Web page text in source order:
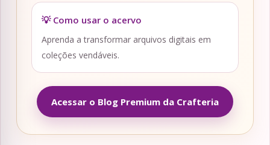
💡 Como usar o acervo
Aprenda a transformar arquivos digitais em
coleções vendáveis.
Acessar o Blog Premium da Crafteria